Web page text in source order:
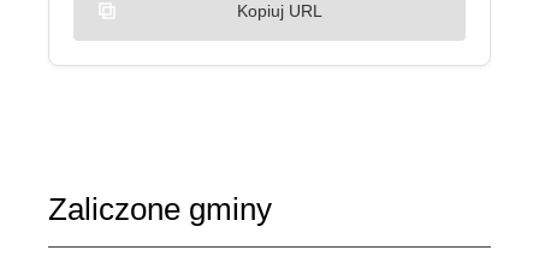
Kopiuj URL
Zaliczone gminy